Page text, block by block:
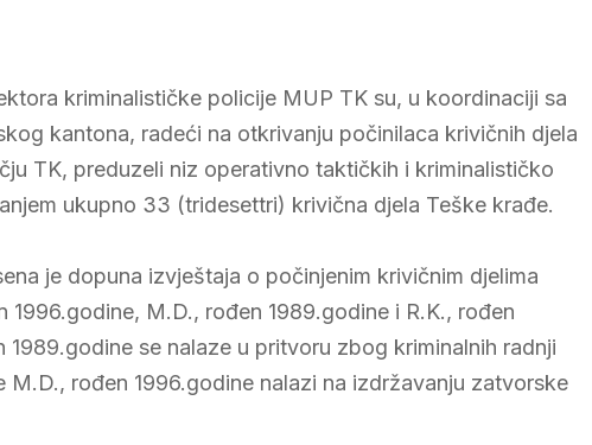
kriminalističke policije MUP TK su, u koordinaciji sa
kantona, radeći na otkrivanju počinilaca krivičnih djela
TK, preduzeli niz operativno taktičkih i kriminalističko
ukupno 33 (tridesettri) krivična djela Teške krađe.
je dopuna izvještaja o počinjenim krivičnim djelima
M.D., rođen 1989.godine i R.K., rođen
se nalaze u pritvoru zbog kriminalnih radnji
rođen 1996.godine nalazi na izdržavanju zatvorske